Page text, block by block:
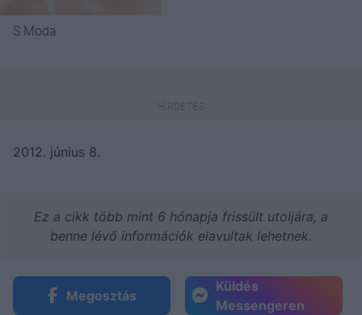
S Moda
2012. június 8.
Ez a cikk több mint 6 hónapja frissült utoljára, a
benne lévő információk elavultak lehetnek.
Megosztás
Küldés
Messengeren